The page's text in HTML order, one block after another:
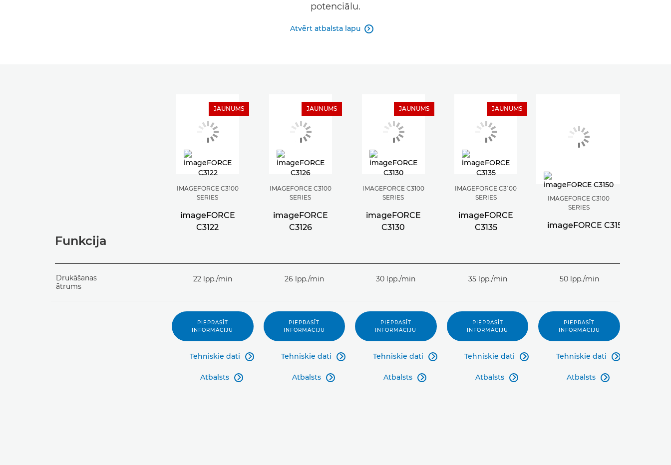
potenciālu.
Atvērt atbalsta lapu 
Funkcija
JAUNUMS
IMAGEFORCE C3100
SERIES
imageFORCE
C3122
JAUNUMS
IMAGEFORCE C3100
SERIES
imageFORCE
C3126
JAUNUMS
IMAGEFORCE C3100
SERIES
imageFORCE
C3130
JAUNUMS
IMAGEFORCE C3100
SERIES
imageFORCE
C3135
IMAGEFORCE C3100
SERIES
imageFORCE C3150
Drukāšanas
ātrums
22 lpp./min 26 lpp./min 30 lpp./min 35 lpp./min 50 lpp./min
PIEPRASĪT
INFORMĀCIJU
Tehniskie dati 
Atbalsts 
PIEPRASĪT
INFORMĀCIJU
Tehniskie dati 
Atbalsts 
PIEPRASĪT
INFORMĀCIJU
Tehniskie dati 
Atbalsts 
PIEPRASĪT
INFORMĀCIJU
Tehniskie dati 
Atbalsts 
PIEPRASĪT
INFORMĀCIJU
Tehniskie dati 
Atbalsts 